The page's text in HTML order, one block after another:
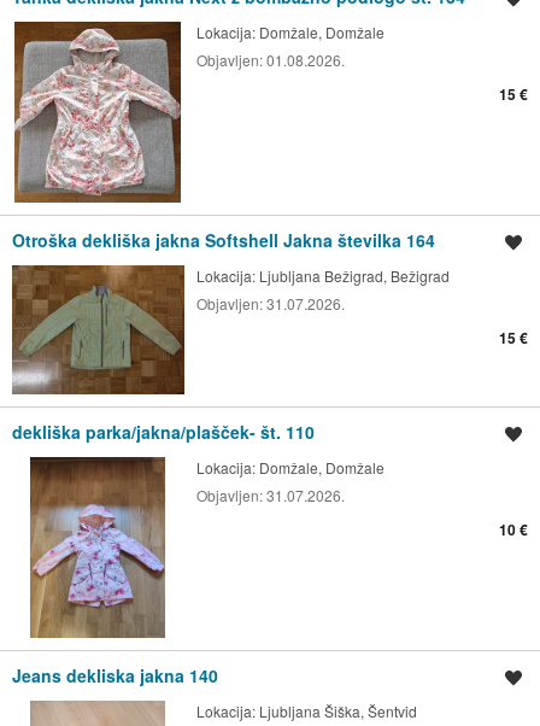
Lokacija: Domžale, Domžale
Objavljen:01.08.2026.
15 €
Otroška dekliška jakna Softshell Jakna številka 164
Lokacija: Ljubljana Bežigrad, Bežigrad
Objavljen:31.07.2026.
15 €
dekliška parka/jakna/plašček- št. 110
Lokacija: Domžale, Domžale
Objavljen:31.07.2026.
10 €
Jeans dekliska jakna 140
Lokacija: Ljubljana Šiška, Šentvid